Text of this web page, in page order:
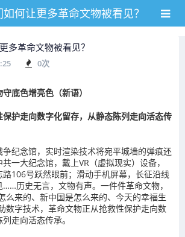
何让更多革命文物被看见？
多革命文物被看见？
0次
底色增亮色（新语）
护走向数字化留存，从静态陈列走向活态传
纪念馆，实时渲染技术将宛平城墙的弹痕还
一大纪念馆，戴上VR（虚拟现实）设备，
106号跃然眼前；滑动手机屏幕，长征沿线
历史无言，文物有声。一件件革命文物，
么来的、新中国是怎么来的、今天的幸福生
数字技术，革命文物正从抢救性保护走向数
走向活态传承。